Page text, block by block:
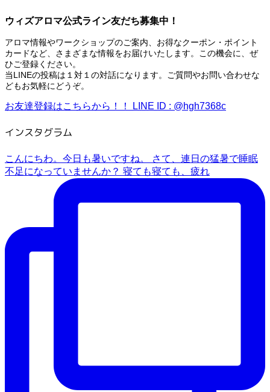
ウィズアロマ公式ライン友だち募集中！
アロマ情報やワークショップのご案内、お得なクーポン・ポイント
カードなど、さまざまな情報をお届けいたします。この機会に、ぜ
ひご登録ください。
当LINEの投稿は１対１の対話になります。ご質問やお問い合わせな
どもお気軽にどうぞ。
お友達登録はこちらから！！ LINE ID : @hgh7368c
インスタグラム
こんにちわ。今日も暑いですね。 さて、連日の猛暑で睡眠
不足になっていませんか？ 寝ても寝ても、疲れ